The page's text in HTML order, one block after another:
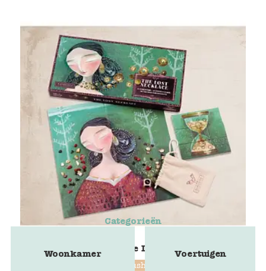
Marbushka - The Lost Necklace
Marbushka
Categorieën
Woonkamer Voertuigen